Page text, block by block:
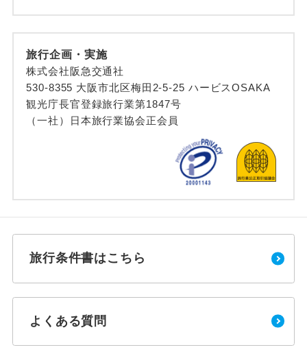
旅行企画・実施
株式会社阪急交通社
530-8355 大阪市北区梅田2-5-25 ハービスOSAKA
観光庁長官登録旅行業第1847号
（一社）日本旅行業協会正会員
旅行条件書はこちら
よくある質問